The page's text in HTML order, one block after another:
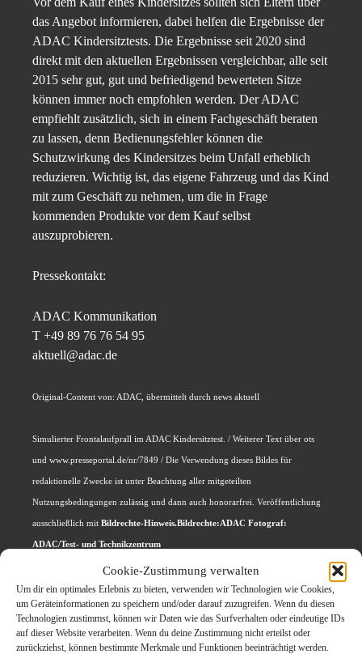
Cookie-Zustimmung verwalten
Um dir ein optimales Erlebnis zu bieten, verwenden wir Technologien wie Cookies,
um Geräteinformationen zu speichern und/oder darauf zuzugreifen. Wenn du diesen
Technologien zustimmst, können wir Daten wie das Surfverhalten oder eindeutige IDs
auf dieser Website verarbeiten. Wenn du deine Zustimmung nicht erteilst oder
zurückziehst, können bestimmte Merkmale und Funktionen beeinträchtigt werden.
das Angebot informieren, dabei helfen die Ergebnisse der
ADAC Kindersitztests. Die Ergebnisse seit 2020 sind
direkt mit den aktuellen Ergebnissen vergleichbar, alle seit
2015 sehr gut, gut und befriedigend bewerteten Sitze
können immer noch empfohlen werden. Der ADAC
empfiehlt zusätzlich, sich in einem Fachgeschäft beraten
zu lassen, denn Bedienungsfehler können die
Schutzwirkung des Kindersitzes beim Unfall erheblich
reduzieren. Wichtig ist, das eigene Fahrzeug und das Kind
mit zum Geschäft zu nehmen, um die in Frage
kommenden Produkte vor dem Kauf selbst
auszuprobieren.
Pressekontakt:
ADAC Kommunikation
T +49 89 76 76 54 95
aktuell@adac.de
Original-Content von: ADAC, übermittelt durch news aktuell
Simulierter Frontalaufprall im ADAC Kindersitztest. / Weiterer Text über ots
und www.presseportal.de/nr/7849 / Die Verwendung dieses Bildes für
redaktionelle Zwecke ist unter Beachtung aller mitgeteilten
Nutzungsbedingungen zulässig und dann auch honorarfrei. Veröffentlichung
ausschließlich mit Bildrechte-Hinweis.Bildrechte:ADAC Fotograf:
ADAC/Test- und Technikzentrum
Themen zum Beitrag
ADAC Kindersitztest: